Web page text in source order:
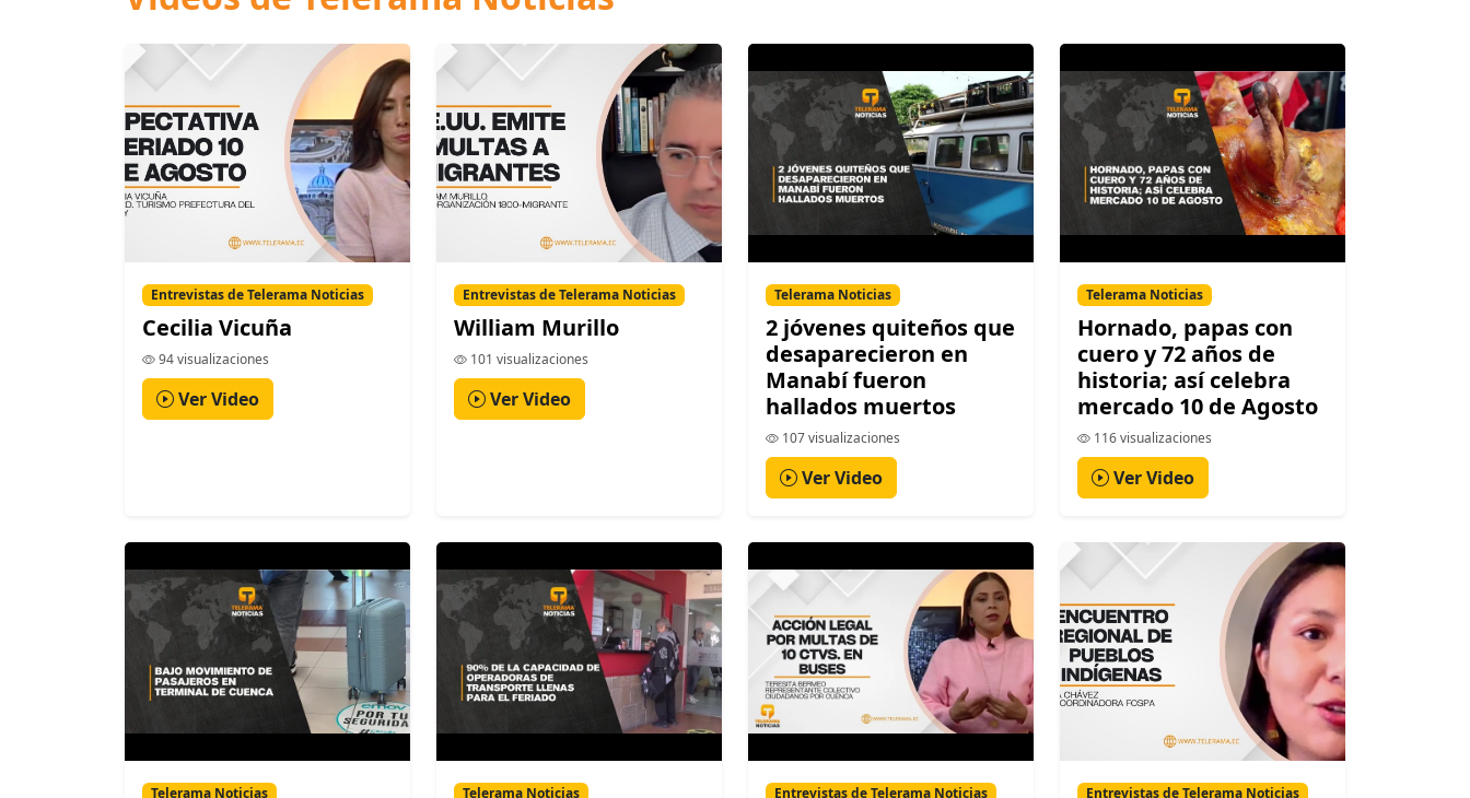
Entrevistas de Telerama Noticias
Cecilia Vicuña
94 visualizaciones
Ver Video
Entrevistas de Telerama Noticias
William Murillo
101 visualizaciones
Ver Video
Telerama Noticias
2 jóvenes quiteños que
desaparecieron en
Manabí fueron
hallados muertos
107 visualizaciones
Ver Video
Telerama Noticias
Hornado, papas con
cuero y 72 años de
historia; así celebra
mercado 10 de Agosto
116 visualizaciones
Ver Video
Telerama Noticias Telerama Noticias Entrevistas de Telerama Noticias Entrevistas de Telerama Noticias